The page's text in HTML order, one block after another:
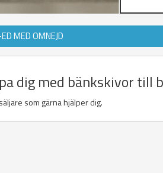
MED OMNEJD
dig med bänkskivor till
som gärna hjälper dig.